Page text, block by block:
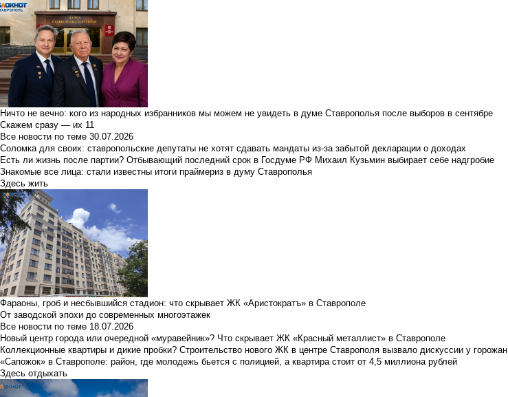
Ничто не вечно: кого из народных избранников мы можем не увидеть в думе Ставрополья после выборов в сентябре
Скажем сразу — их 11
Все новости по теме 30.07.2026
Соломка для своих: ставропольские депутаты не хотят сдавать мандаты из-за забытой декларации о доходах
Есть ли жизнь после партии? Отбывающий последний срок в Госдуме РФ Михаил Кузьмин выбирает себе надгробие
Знакомые все лица: стали известны итоги праймериз в думу Ставрополья
Здесь жить
Фараоны, гроб и несбывшийся стадион: что скрывает ЖК «Аристократъ» в Ставрополе
От заводской эпохи до современных многоэтажек
Все новости по теме 18.07.2026
Новый центр города или очередной «муравейник»? Что скрывает ЖК «Красный металлист» в Ставрополе
Коллекционные квартиры и дикие пробки? Строительство нового ЖК в центре Ставрополя вызвало дискуссии у горожан
«Сапожок» в Ставрополе: район, где молодежь бьется с полицией, а квартира стоит от 4,5 миллиона рублей
Здесь отдыхать